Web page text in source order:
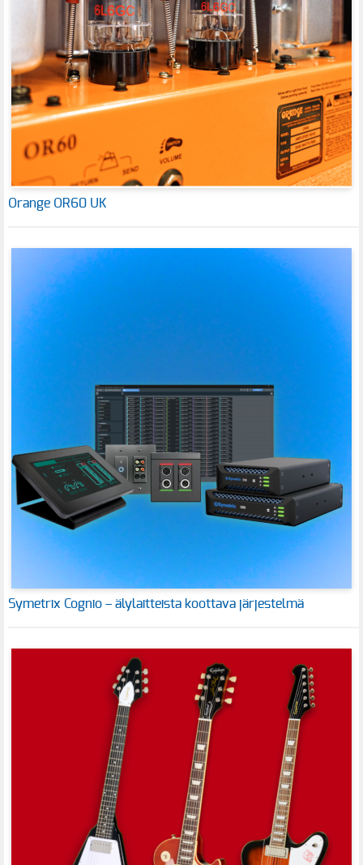
Orange OR60 UK
Symetrix Cognio – älylaitteista koottava järjestelmä